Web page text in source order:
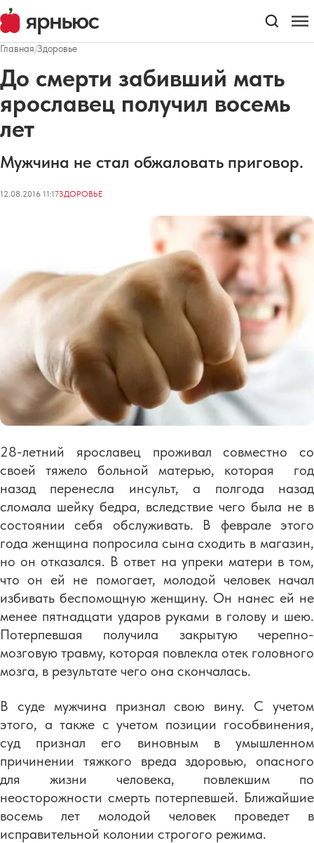
Главная/Здоровье
До смерти забивший мать
ярославец получил восемь
лет
Мужчина не стал обжаловать приговор.
12.08.2016 11:17ЗДОРОВЬЕ
28-летний ярославец проживал совместно со
своей тяжело больной матерью, которая год
назад перенесла инсульт, а полгода назад
сломала шейку бедра, вследствие чего была не в
состоянии себя обслуживать. В феврале этого
года женщина попросила сына сходить в магазин,
но он отказался. В ответ на упреки матери в том,
что он ей не помогает, молодой человек начал
избивать беспомощную женщину. Он нанес ей не
менее пятнадцати ударов руками в голову и шею.
Потерпевшая получила закрытую черепно-
мозговую травму, которая повлекла отек головного
мозга, в результате чего она скончалась.
В суде мужчина признал свою вину. С учетом
этого, а также с учетом позиции гособвинения,
суд признал его виновным в умышленном
причинении тяжкого вреда здоровью, опасного
для жизни человека, повлекшим по
неосторожности смерть потерпевшей. Ближайшие
восемь лет молодой человек проведет в
исправительной колонии строгого режима.